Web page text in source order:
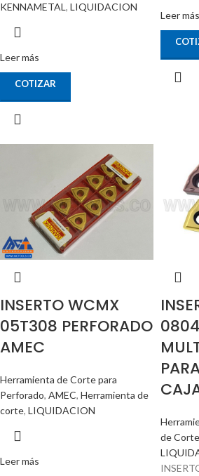
KENNAMETAL , LIQUIDACION
Leer más
COTIZAR
Leer más
INSERTO WCMX
05T308 PERFORADO
AMEC
Herramienta de Corte para
Perforado, AMEC, Herramienta de
corte, LIQUIDACION
Leer más
de